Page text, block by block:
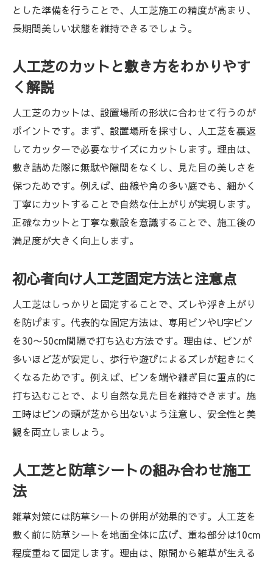
とした準備を行うことで、人工芝施工の精度が高まり、
長期間美しい状態を維持できるでしょう。
人工芝のカットと敷き方をわかりやす
く解説
人工芝のカットは、設置場所の形状に合わせて行うのが
ポイントです。まず、設置場所を採寸し、人工芝を裏返
してカッターで必要なサイズにカットします。理由は、
敷き詰めた際に無駄や隙間をなくし、見た目の美しさを
保つためです。例えば、曲線や角の多い庭でも、細かく
丁寧にカットすることで自然な仕上がりが実現します。
正確なカットと丁寧な敷設を意識することで、施工後の
満足度が大きく向上します。
初心者向け人工芝固定方法と注意点
人工芝はしっかりと固定することで、ズレや浮き上がり
を防げます。代表的な固定方法は、専用ピンやU字ピン
を30〜50cm間隔で打ち込む方法です。理由は、ピンが
多いほど芝が安定し、歩行や遊びによるズレが起きにく
くなるためです。例えば、ピンを端や継ぎ目に重点的に
打ち込むことで、より自然な見た目を維持できます。施
工時はピンの頭が芝から出ないよう注意し、安全性と美
観を両立しましょう。
人工芝と防草シートの組み合わせ施工
法
雑草対策には防草シートの併用が効果的です。人工芝を
敷く前に防草シートを地面全体に広げ、重ね部分は10cm
程度重ねて固定します。理由は、隙間から雑草が生える